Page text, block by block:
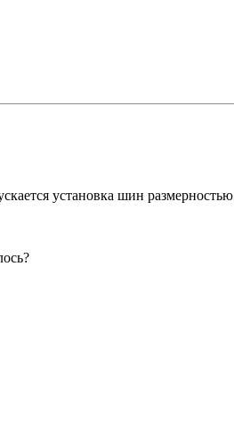
установка шин размерностью